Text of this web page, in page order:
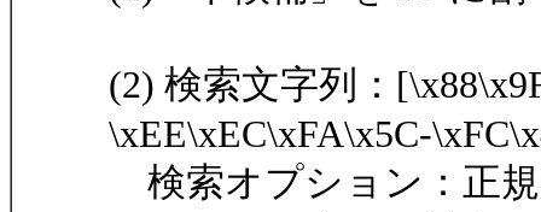
(2) 検索文字列：
\xEE\xEC\xFA\x5C-
検索オプション：正